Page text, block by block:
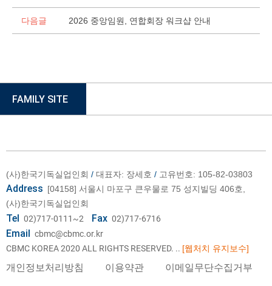
다음글 2026 중앙임원, 연합회장 워크샵 안내
FAMILY SITE
(사)한국기독실업인회 / 대표자: 장세호 / 고유번호: 105-82-03803
Address [04158] 서울시 마포구 큰우물로 75 성지빌딩 406호,
(사)한국기독실업인회
Tel 02)717-0111~2 Fax 02)717-6716
Email cbmc@cbmc.or.kr
CBMC KOREA 2020 ALL RIGHTS RESERVED. .. [웹처치 유지보수]
개인정보처리방침 이용약관 이메일무단수집거부